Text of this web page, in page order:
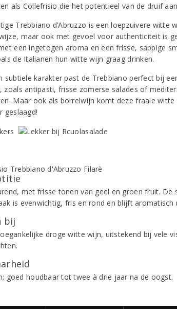
als Collefrisio die het potentieel van de druif
Trebbiano d’Abruzzo is een loepzuivere witte
maar ook met gevoel voor authenticiteit is
een ingetogen aroma en een frisse, sappige
de Italianen hun witte wijn graag drinken.
subtiele karakter past de Trebbiano perfect bij
zoals antipasti, frisse zomerse salades of
Maar ook als borrelwijn komt deze fraaie
geslaagd!
met frisse tonen van geel en groen fruit. De
is evenwichtig, fris en rond en blijft aromatisch
bij
droge witte wijn, uitstekend bij vele
goed houdbaar tot twee à drie jaar na de oogst.